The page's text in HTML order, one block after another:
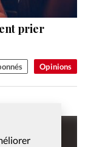
Opinions
prier